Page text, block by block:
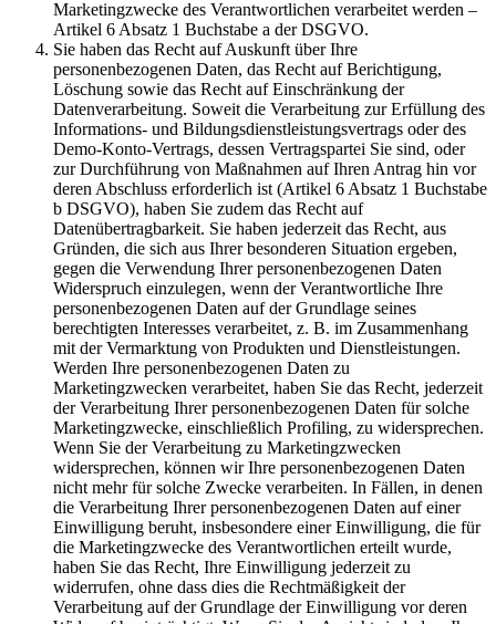
Marketingzwecke des Verantwortlichen verarbeitet werden –
Artikel 6 Absatz 1 Buchstabe a der DSGVO.
Sie haben das Recht auf Auskunft über Ihre
personenbezogenen Daten, das Recht auf Berichtigung,
Löschung sowie das Recht auf Einschränkung der
Datenverarbeitung. Soweit die Verarbeitung zur Erfüllung des
Informations- und Bildungsdienstleistungsvertrags oder des
Demo-Konto-Vertrags, dessen Vertragspartei Sie sind, oder
zur Durchführung von Maßnahmen auf Ihren Antrag hin vor
deren Abschluss erforderlich ist (Artikel 6 Absatz 1 Buchstabe
b DSGVO), haben Sie zudem das Recht auf
Datenübertragbarkeit. Sie haben jederzeit das Recht, aus
Gründen, die sich aus Ihrer besonderen Situation ergeben,
gegen die Verwendung Ihrer personenbezogenen Daten
Widerspruch einzulegen, wenn der Verantwortliche Ihre
personenbezogenen Daten auf der Grundlage seines
berechtigten Interesses verarbeitet, z. B. im Zusammenhang
mit der Vermarktung von Produkten und Dienstleistungen.
Werden Ihre personenbezogenen Daten zu
Marketingzwecken verarbeitet, haben Sie das Recht, jederzeit
der Verarbeitung Ihrer personenbezogenen Daten für solche
Marketingzwecke, einschließlich Profiling, zu widersprechen.
Wenn Sie der Verarbeitung zu Marketingzwecken
widersprechen, können wir Ihre personenbezogenen Daten
nicht mehr für solche Zwecke verarbeiten. In Fällen, in denen
die Verarbeitung Ihrer personenbezogenen Daten auf einer
Einwilligung beruht, insbesondere einer Einwilligung, die für
die Marketingzwecke des Verantwortlichen erteilt wurde,
haben Sie das Recht, Ihre Einwilligung jederzeit zu
widerrufen, ohne dass dies die Rechtmäßigkeit der
Verarbeitung auf der Grundlage der Einwilligung vor deren